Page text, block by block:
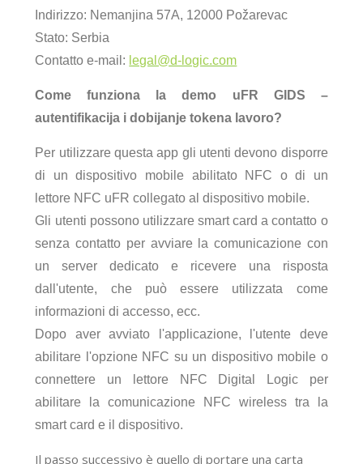
Indirizzo: Nemanjina 57A, 12000 Požarevac
Stato: Serbia
Contatto e-mail: legal@d-logic.com
Come funziona la demo uFR GIDS –
autentifikacija i dobijanje tokena lavoro?
Per utilizzare questa app gli utenti devono disporre
di un dispositivo mobile abilitato NFC o di un
lettore NFC uFR collegato al dispositivo mobile.
Gli utenti possono utilizzare smart card a contatto o
senza contatto per avviare la comunicazione con
un server dedicato e ricevere una risposta
dall'utente, che può essere utilizzata come
informazioni di accesso, ecc.
Dopo aver avviato l'applicazione, l'utente deve
abilitare l'opzione NFC su un dispositivo mobile o
connettere un lettore NFC Digital Logic per
abilitare la comunicazione NFC wireless tra la
smart card e il dispositivo.
Il passo successivo è quello di portare una carta